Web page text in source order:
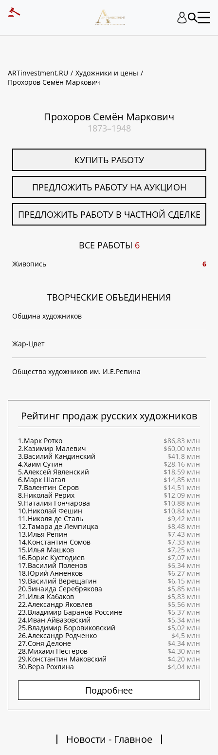
ARTinvestment.RU
Художники и цены
Прохоров Семён Маркович
Прохоров Семён Маркович
1873–1948
КУПИТЬ РАБОТУ
ПРЕДЛОЖИТЬ РАБОТУ НА АУКЦИОН
ПРЕДЛОЖИТЬ РАБОТУ В ЧАСТНОЙ СДЕЛКЕ
ВСЕ РАБОТЫ 6
Живопись 6
ТВОРЧЕСКИЕ ОБЪЕДИНЕНИЯ
Община художников
Жар-Цвет
Общество художников им. И.Е.Репина
Рейтинг продаж русских художников
1.Марк Ротко
$86,83 млн
2.Казимир Малевич
$60,00 млн
3.Василий Кандинский
$41,8 млн
4.Хаим Сутин
$28,16 млн
5.Алексей Явленский
$18,59 млн
6.Марк Шагал
$14,85 млн
7.Валентин Серов
$14,51 млн
8.Николай Рерих
$12,09 млн
9.Наталия Гончарова
$10,88 млн
10.Николай Фешин
$10,84 млн
11.Николя де Сталь
$9,42 млн
12.Тамара де Лемпицка
$8,48 млн
13.Илья Репин
$7,43 млн
14.Константин Сомов
$7,33 млн
15.Илья Машков
$7,25 млн
16.Борис Кустодиев
$7,07 млн
17.Василий Поленов
$6,34 млн
18.Юрий Анненков
$6,27 млн
19.Василий Верещагин
$6,15 млн
20.Зинаида Серебрякова
$5,85 млн
21.Илья Кабаков
$5,83 млн
22.Александр Яковлев
$5,56 млн
23.Владимир Баранов-Россине
$5,37 млн
24.Иван Айвазовский
$5,34 млн
25.Владимир Боровиковский
$5,02 млн
26.Александр Родченко
$4,5 млн
27.Соня Делоне
$4,34 млн
28.Михаил Нестеров
$4,30 млн
29.Константин Маковский
$4,20 млн
30.Вера Рохлина $4,04 млн
Подробнее
Новости - Главное